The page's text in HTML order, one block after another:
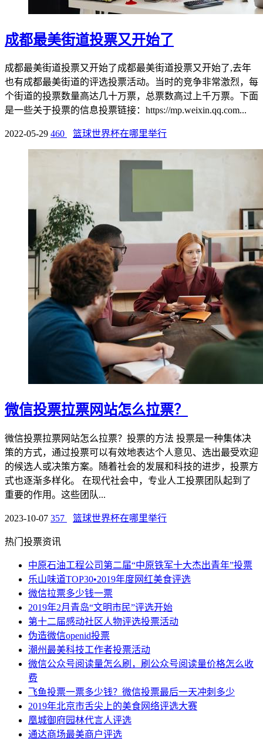
成都最美街道投票又开始了
成都最美街道投票又开始了成都最美街道投票又开始了,去年
也有成都最美街道的评选投票活动。当时的竞争非常激烈，每
个街道的投票数量高达几十万票，总票数高过上千万票。下面
是一些关于投票的信息投票链接：https://mp.weixin.qq.com...
2022-05-29 460 篮球世界杯在哪里举行
微信投票拉票网站怎么拉票？
微信投票拉票网站怎么拉票？投票的方法 投票是一种集体决
策的方式，通过投票可以有效地表达个人意见、选出最受欢迎
的候选人或决策方案。随着社会的发展和科技的进步，投票方
式也逐渐多样化。 在现代社会中，专业人工投票团队起到了
重要的作用。这些团队...
2023-10-07 357 篮球世界杯在哪里举行
热门投票资讯
中原石油工程公司第二届“中原铁军十大杰出青年”投票
乐山味道TOP30•2019年度网红美食评选
微信拉票多少钱一票
2019年2月青岛“文明市民”评选开始
第十二届感动社区人物评选投票活动
伪造微信openid投票
潮州最美科技工作者投票活动
微信公众号阅读量怎么刷，刷公众号阅读量价格怎么收
费
飞鱼投票一票多少钱？微信投票最后一天冲刺多少
2019年北京市舌尖上的美食网络评选大赛
凰城御府园林代言人评选
通达商场最美商户评选